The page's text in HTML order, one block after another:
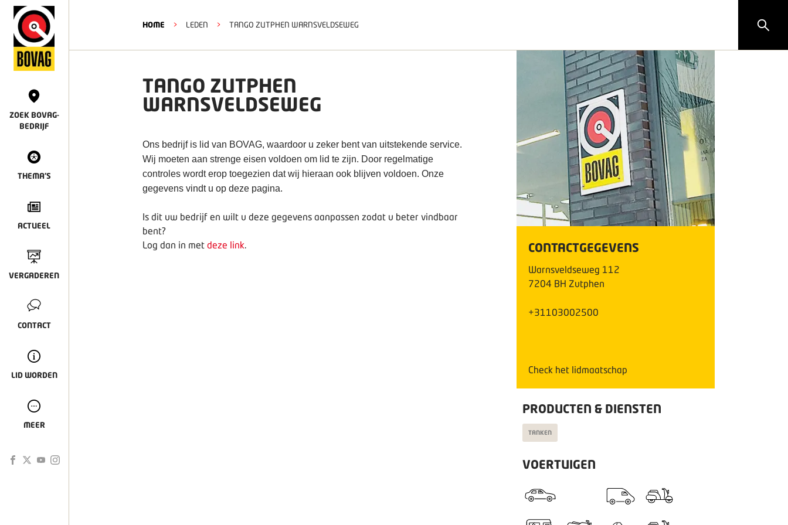
ZOEK BOVAG-
BEDRIJF
THEMA'S
ACTUEEL
VERGADEREN
CONTACT
LID WORDEN
MEER
HOME > LEDEN > TANGO ZUTPHEN WARNSVELDSEWEG
TANGO ZUTPHEN
WARNSVELDSEWEG
Ons bedrijf is lid van BOVAG, waardoor u zeker bent van uitstekende service.
Wij moeten aan strenge eisen voldoen om lid te zijn. Door regelmatige
controles wordt erop toegezien dat wij hieraan ook blijven voldoen. Onze
gegevens vindt u op deze pagina.
Is dit uw bedrijf en wilt u deze gegevens aanpassen zodat u beter vindbaar
bent?
Log dan in met deze link. CONTACTGEGEVENS
Warnsveldseweg 112
7204 BH Zutphen
+31103002500
Check het lidmaatschap
PRODUCTEN & DIENSTEN
TANKEN
VOERTUIGEN